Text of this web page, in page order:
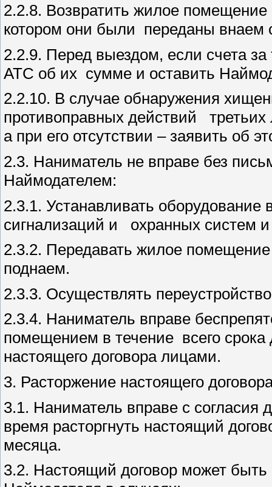
2.2.8. Возвратить жилое
котором они были переданы внаем
2.2.9. Перед выездом, если счета
АТС об их сумме и оставить
2.2.10. В случае обнаружения
противоправных действий
а при его отсутствии – заявить об
2.3. Наниматель не вправе без
Наймодателем:
2.3.1. Устанавливать
сигнализаций и охранных систем
2.3.2. Передавать жилое
поднаем.
2.3.3. Осуществлять
2.3.4. Наниматель вправе
помещением в течение всего срока
настоящего договора лицами.
3. Расторжение настоящего
3.1. Наниматель вправе с
время расторгнуть настоящий
месяца.
3.2. Настоящий договор может быть